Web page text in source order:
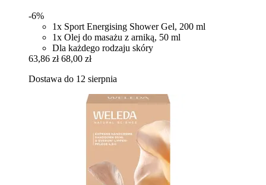
-6%
1x Sport Energising Shower Gel, 200 ml
1x Olej do masażu z arniką, 50 ml
Dla każdego rodzaju skóry
63,86 zł 68,00 zł
Dostawa do 12 sierpnia